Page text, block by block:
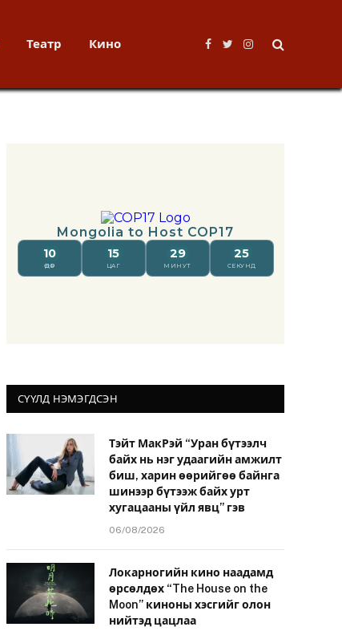
Театр Кино
Facebook
TwitterInstagram
СҮҮЛД НЭМЭГДСЭН
Тэйт МакРэй “Уран бүтээлч
байх нь нэг удаагийн амжилт
биш, харин өөрийгөө байнга
шинээр бүтээж байх урт
хугацааны үйл явц” гэв
06/08/2026
Локарногийн кино наадамд
өрсөлдөх “The House on the
Moon” киноны хэсгийг олон
нийтэд цацлаа